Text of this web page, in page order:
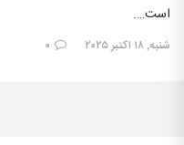
است….
شنبه, ۱۸ اکتبر ۲۰۲۵ ۰